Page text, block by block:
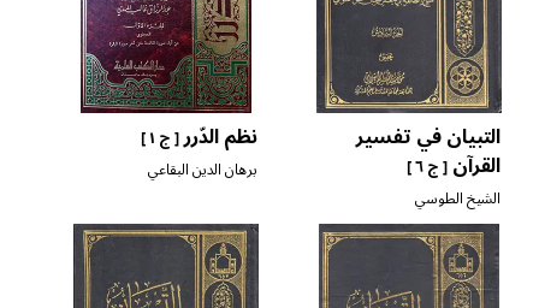
التبيان في تفسير
القرآن[ ج ٦ ]
الشيخ الطوسي
نظم الدّرر[ ج ١ ]
برهان الدين البقاعي